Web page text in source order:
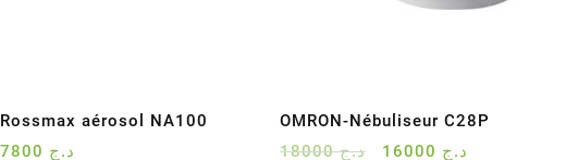
Rossmax aérosol NA100
د.ج
OMRON-Nébuliseur C28P
د.ج18000 Le د.ج